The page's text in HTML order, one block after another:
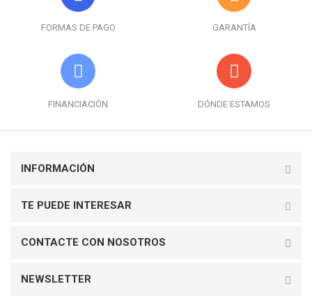
FORMAS DE PAGO GARANTÍA
FINANCIACIÓN DÓNDE ESTAMOS
INFORMACIÓN
TE PUEDE INTERESAR
CONTACTE CON NOSOTROS
NEWSLETTER